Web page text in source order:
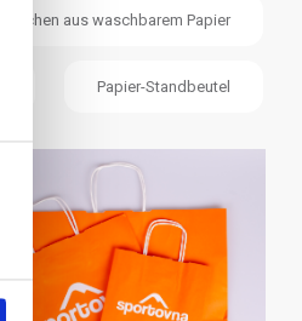
Taschen aus waschbarem Papier
Papier-Standbeutel